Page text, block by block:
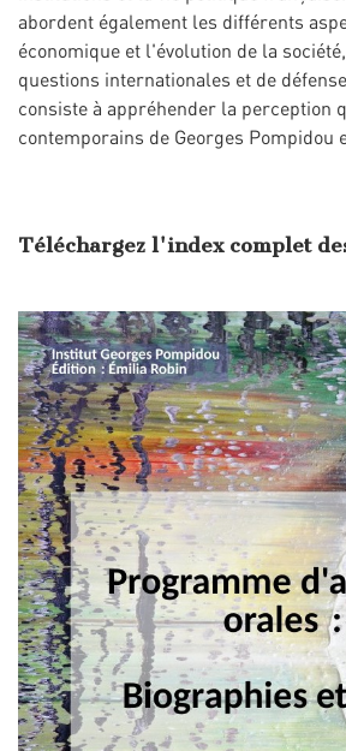
abordent également les différents
économique et l'évolution de la
questions internationales et de
consiste à appréhender la perception
contemporains de Georges Pompidou
Téléchargez l'index complet